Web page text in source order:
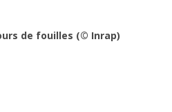
de fouilles (© Inrap)